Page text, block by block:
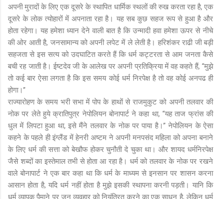
अपनी मुरादों के लिए एक दूसरे के स्थापित धार्मिक स्थलों की रुख करता रहा है, एक
दूसरे के लोक त्योहारों में अपनाता रहा है। यह सब कुछ सहज रूप से हुआ है और
होता रहेगा। यह हमेशा ध्यान देने वाली बात है कि उन्मादी हवा हमेशा ऊपर से नीचे
की ओर आती है, जनसामान्य को अपनी लपेट में ले लेती है। हरिशंकर राढी जी बड़ी
सहजता से इस सत्य को उदघाटित करते हैं कि धर्म कट्टरता से आम जनता कैसे
बची रह जाती है। ईष्टदेव जी के आलेख पर अपनी प्रतिक्रिया में वह कहते हैं, “मुझे
तो कई बार ऐसा लगता है कि इस समय कोई धर्म निरपेक्ष है तो वह कोई अनपढ ही
होगा।”
राज्यारोहण के समय भरी सभा में पोप के हाथों से राजमुकुट को अपनी तलवार की
नोक पर लेते हुये क्रातिपुत्र नेपोलियन बोनापार्ट ने कहा था, “यह ताज फ्रांस की
धुल में लिपटा हुआ था, इसे मैंने तलवार के नोक पर पाया है।” नेपोलियन के ऐसा
कहने के पहले ही इंग्लैंड में हेनरी अष्टम ने अपनी मनपसंद महिला को अपना बनाने
के लिए धर्म की सत्ता को बेखौफ होकर चुनौती दे चुका था। और शायद धर्मनिरपेक्ष
जैसे शब्दों का इस्तेमाल तभी से होता आ रहा है। धर्म को तलवार के नोक पर रखने
वाले बोनापार्ट ने एक बार कहा था कि धर्म के माध्यम से इनसान पर शासन करना
आसान होता है, यदि धर्म नहीं होता है मुझे इसकी स्थापना करनी पड़ती। यानि कि
धर्म व्यापक पैमाने पर जन व्यवहार को नियंत्रित करने का एक साधन है, लेकिन धर्म